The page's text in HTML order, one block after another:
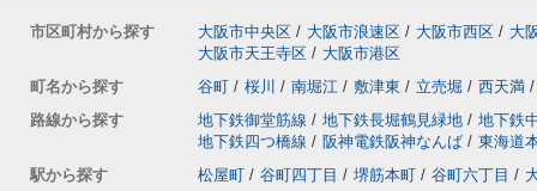
市区町村から探す 大阪市中央区 / 大阪市浪速区 / 大阪市西区 / 大
大阪市天王寺区 / 大阪市港区
町名から探す
谷町 / 桜川 / 南堀江 / 敷津東 / 立売堀 / 西天満 /
路線から探す
地下鉄御堂筋線 / 地下鉄長堀鶴見緑地 / 地下鉄
地下鉄四つ橋線 / 阪神電鉄阪神なんば / 東海道
駅から探す
松屋町 / 谷町四丁目 / 堺筋本町 / 谷町六丁目 /